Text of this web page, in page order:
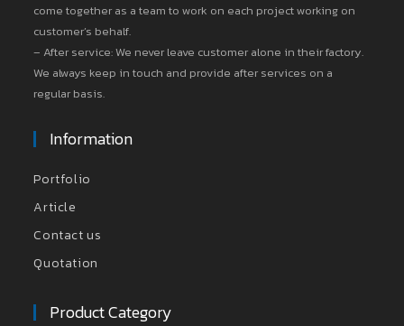
come together as a team to work on each project working on
customer’s behalf.
– After service: We never leave customer alone in their factory.
We always keep in touch and provide after services on a
regular basis.
Information
Portfolio
Article
Contact us
Quotation
Product Category